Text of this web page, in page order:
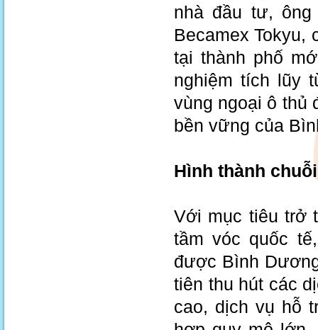
nhà đầu tư, ông
Becamex Tokyu,
tại thành phố
nghiệm tích lũy
vùng ngoại ô thủ
bền vững của
Hình thành
Với mục tiêu trở
tầm vóc quốc
được Bình
tiên thu hút các
cao, dịch vụ hỗ